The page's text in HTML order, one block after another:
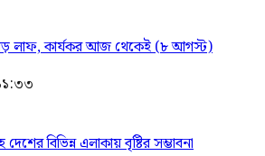
বড় লাফ, কার্যকর আজ থেকেই (৮ আগস্ট)
দেশের বিভিন্ন এলাকায় বৃষ্টির সম্ভাবনা